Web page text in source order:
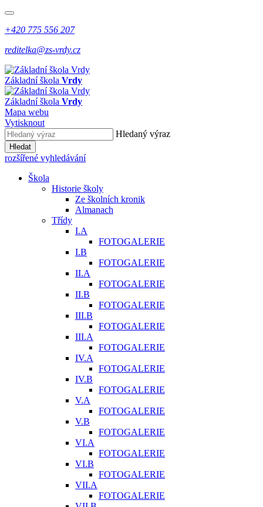
+420 775 556 207
reditelka@zs-vrdy.cz
Základní škola Vrdy
Základní škola Vrdy
Mapa webu
Vytisknout
Hledaný výraz
Hledat
rozšířené vyhledávání
Škola
Historie školy
Ze školních kronik
Almanach
Třídy
I.A
FOTOGALERIE
I.B
FOTOGALERIE
II.A
FOTOGALERIE
II.B
FOTOGALERIE
III.B
FOTOGALERIE
III.A
FOTOGALERIE
IV.A
FOTOGALERIE
IV.B
FOTOGALERIE
V.A
FOTOGALERIE
V.B
FOTOGALERIE
VI.A
FOTOGALERIE
VI.B
FOTOGALERIE
VII.A
FOTOGALERIE